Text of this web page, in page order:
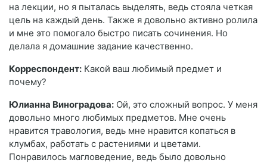
на лекции, но я пыталась выделять, ведь стояла четкая
цель на каждый день. Также я довольно активно ролила
и мне это помогало быстро писать сочинения. Но
делала я домашние задание качественно.
Корреспондент: Какой ваш любимый предмет и
почему?
Юлианна Виноградова: Ой, это сложный вопрос. У меня
довольно много любимых предметов. Мне очень
нравится травология, ведь мне нравится копаться в
клумбах, работать с растениями и цветами.
Понравилось магловедение, ведь было довольно